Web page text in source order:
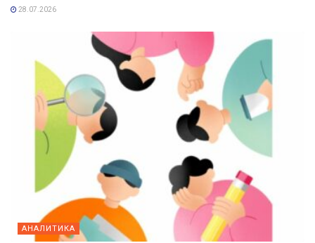
28.07.2026
АНАЛИТИКА